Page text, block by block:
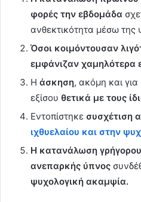
φορές την εβδομάδα
ανθεκτικότητα μέσω της
Όσοι κοιμόντουσαν
εμφάνιζαν χαμηλότερα
Η άσκηση, ακόμη και
εξίσου θετικά με τους
Εντοπίστηκε συσχέτιση
ιχθυελαίου και στην
Η κατανάλωση
ανεπαρκής ύπνος
ψυχολογική ακαμψία.